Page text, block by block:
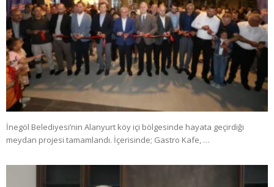
İnegöl Belediyesi’nin Alanyurt köy içi bölgesinde hayata geçirdiği
meydan projesi tamamlandı. İçerisinde; Gastro Kafe, …